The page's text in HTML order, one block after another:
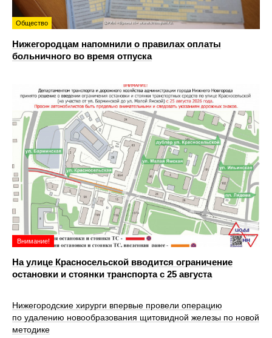
Общество
Нижегородцам напомнили о правилах оплаты
больничного во время отпуска
Внимание!
На улице Красносельской вводится ограничение
остановки и стоянки транспорта с 25 августа
Нижегородские хирурги впервые провели операцию
по удалению новообразования щитовидной железы по новой
методике